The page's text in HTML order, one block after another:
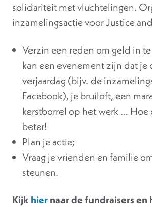
solidariteit met vluchtelingen.
inzamelingsactie voor Justice
Verzin een reden om geld in
kan een evenement zijn dat je
verjaardag (bijv. de
Facebook), je bruiloft, een
kerstborrel op het werk … Hoe
beter!
Plan je actie;
Vraag je vrienden en familie
steunen.
Kijkhiernaar de fundraisers en